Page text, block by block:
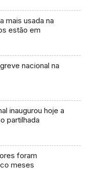
mais usada na
estão em
nacional na
inaugurou hoje a
partilhada
foram
meses